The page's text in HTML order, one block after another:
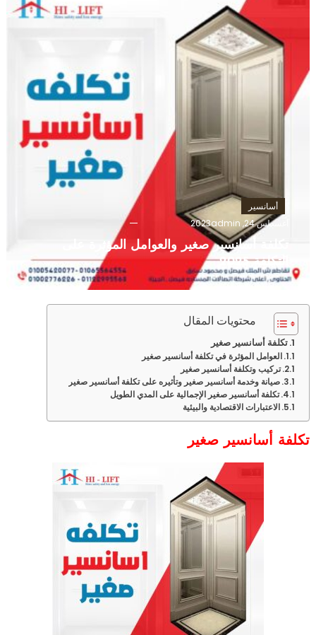
أسانسير
أغسطس 24, 2023
admin
تكلفة أسانسير صغير والعوامل المؤثرة على
التكلفة 2025
محتويات المقال
تكلفة أسانسير صغير
العوامل المؤثرة في تكلفة أسانسير صغير
تركيب وتكلفة أسانسير صغير
صيانة وخدمة أسانسير صغير وتأثيره على تكلفة أسانسير صغير
تكلفة أسانسير صغير الإجمالية على المدي الطويل
الاعتبارات الاقتصادية والبيئية
تكلفة أسانسير صغير